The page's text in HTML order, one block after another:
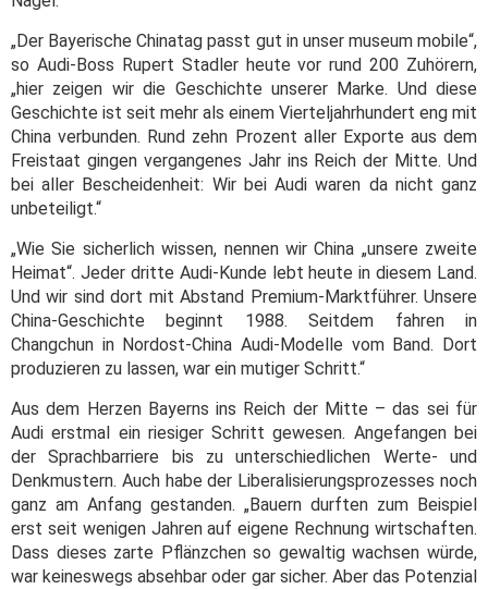
„Der Bayerische Chinatag passt gut in unser museum mobile“,
so Audi-Boss Rupert Stadler heute vor rund 200 Zuhörern,
„hier zeigen wir die Geschichte unserer Marke. Und diese
Geschichte ist seit mehr als einem Vierteljahrhundert eng mit
China verbunden. Rund zehn Prozent aller Exporte aus dem
Freistaat gingen vergangenes Jahr ins Reich der Mitte. Und
bei aller Bescheidenheit: Wir bei Audi waren da nicht ganz
unbeteiligt.“
„Wie Sie sicherlich wissen, nennen wir China „unsere zweite
Heimat“. Jeder dritte Audi-Kunde lebt heute in diesem Land.
Und wir sind dort mit Abstand Premium-Marktführer. Unsere
China-Geschichte beginnt 1988. Seitdem fahren in
Changchun in Nordost-China Audi-Modelle vom Band. Dort
produzieren zu lassen, war ein mutiger Schritt.“
Aus dem Herzen Bayerns ins Reich der Mitte – das sei für
Audi erstmal ein riesiger Schritt gewesen. Angefangen bei
der Sprachbarriere bis zu unterschiedlichen Werte- und
Denkmustern. Auch habe der Liberalisierungsprozesses noch
ganz am Anfang gestanden. „Bauern durften zum Beispiel
erst seit wenigen Jahren auf eigene Rechnung wirtschaften.
Dass dieses zarte Pflänzchen so gewaltig wachsen würde,
war keineswegs absehbar oder gar sicher. Aber das Potenzial